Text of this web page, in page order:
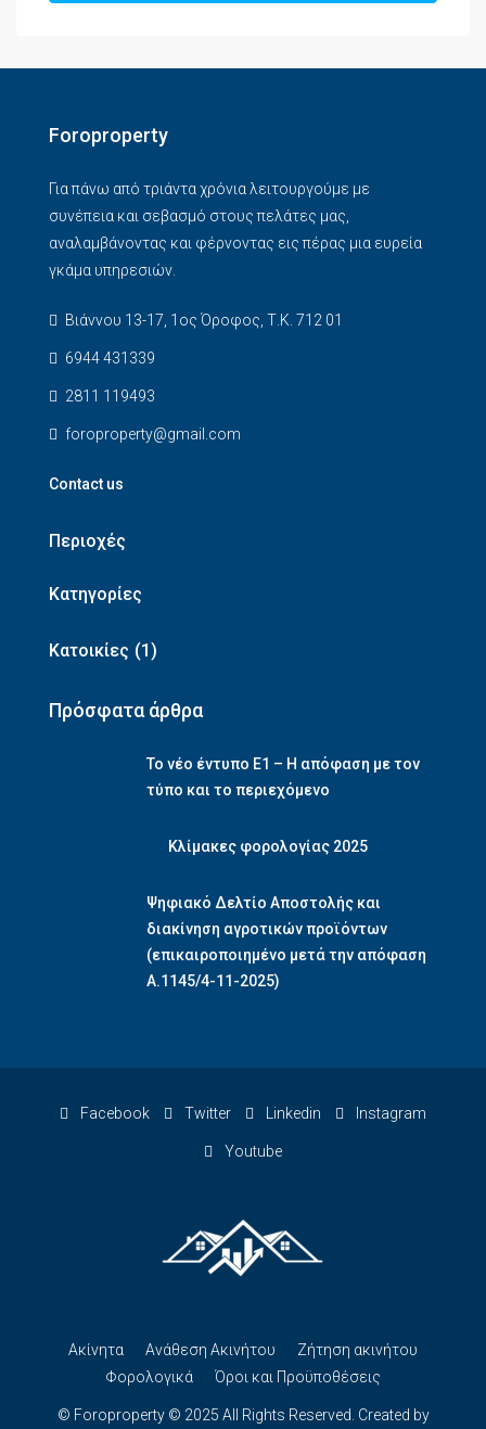
Foroproperty
Για πάνω από τριάντα χρόνια λειτουργούμε με
συνέπεια και σεβασμό στους πελάτες μας,
αναλαμβάνοντας και φέρνοντας εις πέρας μια ευρεία
γκάμα υπηρεσιών.
Βιάννου 13-17, 1ος Όροφος, Τ.Κ. 712 01
6944 431339
2811 119493
foroproperty@gmail.com
Contact us
Περιοχές
Κατηγορίες
Κατοικίες (1)
Πρόσφατα άρθρα
Το νέο έντυπο Ε1 – Η απόφαση με τον
τύπο και το περιεχόμενο
Κλίμακες φορολογίας 2025
Ψηφιακό Δελτίο Αποστολής και
διακίνηση αγροτικών προϊόντων
(επικαιροποιημένο μετά την απόφαση
Α.1145/4-11-2025)
Facebook Twitter Linkedin Instagram
Youtube
Ακίνητα Ανάθεση Ακινήτου
Ζήτηση ακινήτου
Φορολογικά
Όροι και Προϋποθέσεις
© Foroproperty © 2025 All Rights Reserved. Created by